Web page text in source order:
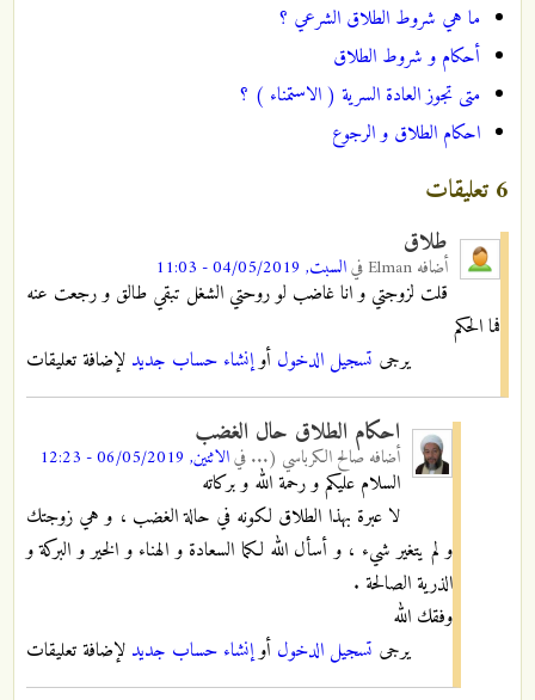
ما هي شروط الطلاق الشرعي ؟
أحكام و شروط الطلاق
متى تجوز العادة السرية ( الاستمناء ) ؟
احكام الطلاق و الرجوع
6 تعليقات
طلاق
أضافه Elman فيالسبت, 04/05/2019 - 11:03
قلت لزوجتي و انا غاضب لو روحتي الشغل تبقي طالق و رجعت عنه
فما الحكم
يرجى تسجيل الدخول أوإنشاء حساب جديد لإضافة تعليقات
احكام الطلاق حال الغضب
أضافه صالح الكرباسي (... فيالاثنين, 06/05/2019 - 12:23
السلام عليكم و رحمة الله و بركاته
لا عبرة بهذا الطلاق لكونه في حالة الغضب ، و هي زوجتك
و لم يتغير شيء ، و أسأل الله لكما السعادة و الهناء و الخير و البركة و
الذرية الصالحة .
وفقك الله
يرجى تسجيل الدخول أوإنشاء حساب جديد لإضافة تعليقات